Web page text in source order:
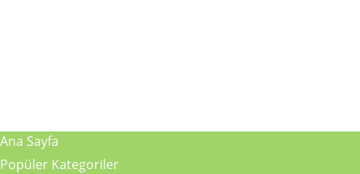
Ana Sayfa
Popüler Kategoriler